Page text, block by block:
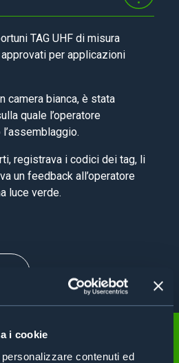
i cookie
contenuti ed
TAG UHF di misura
per applicazioni
camera bianca, è stata
quale l’operatore
registrava i codici dei tag, li
un feedback all’operatore
luce verde.